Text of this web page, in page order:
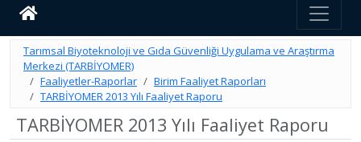
Tarımsal Biyoteknoloji ve Gıda Güvenliği Uygulama ve Araştırma
Merkezi (TARBİYOMER)
Faaliyetler-Raporlar
Birim Faaliyet Raporları
TARBİYOMER 2013 Yılı Faaliyet Raporu
TARBİYOMER 2013 Yılı Faaliyet Raporu